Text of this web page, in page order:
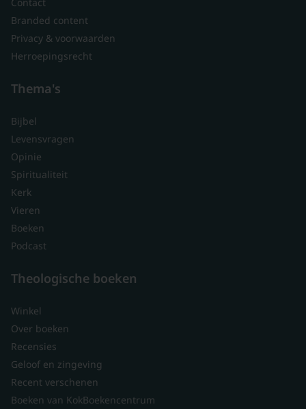
Branded content
Privacy & voorwaarden
Herroepingsrecht
Thema's
Bijbel
Levensvragen
Opinie
Spiritualiteit
Kerk
Vieren
Boeken
Podcast
Theologische boeken
Winkel
Over boeken
Recensies
Geloof en zingeving
Recent verschenen
Boeken van KokBoekencentrum